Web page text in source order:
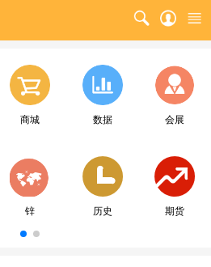
商城 数据 会展
锌 历史 期货